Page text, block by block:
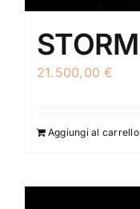
STORM
21.500,00€
Aggiungi al carrello